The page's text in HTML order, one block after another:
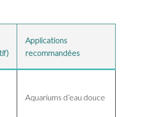
Applications
recommandées
Aquariums d’eau douce